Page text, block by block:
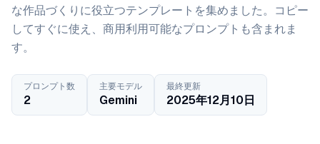
な作品づくりに役立つテンプレートを集めました。コピー
してすぐに使え、商用利用可能なプロンプトも含まれま
す。
プロンプト数
2
主要モデル
Gemini
最終更新
2025年12月10日